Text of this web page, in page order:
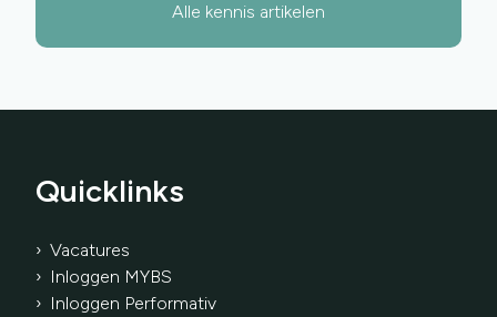
Alle kennis artikelen
Quicklinks
› Vacatures
› Inloggen MYBS
› Inloggen Performativ